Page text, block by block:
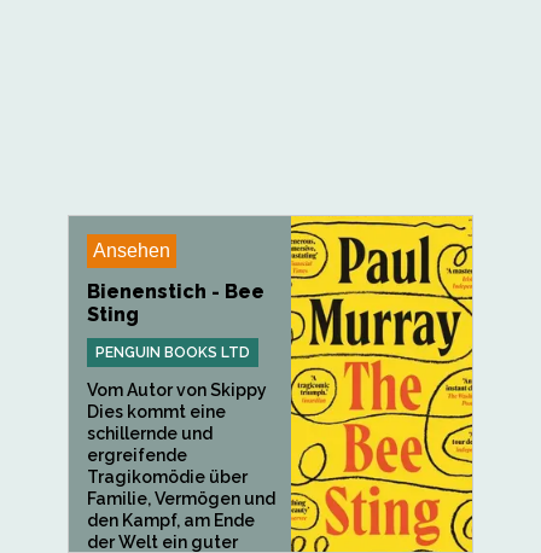
Ansehen
Bienenstich - Bee
Sting
PENGUIN BOOKS LTD
Vom Autor von Skippy
Dies kommt eine
schillernde und
ergreifende
Tragikomödie über
Familie, Vermögen und
den Kampf, am Ende
der Welt ein guter